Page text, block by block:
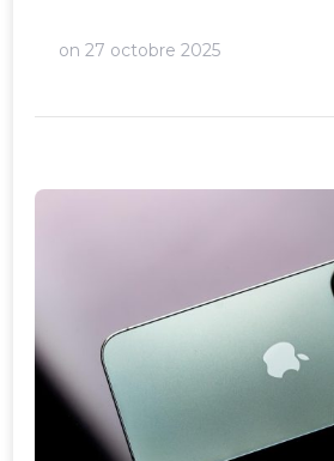
on 27 octobre 2025